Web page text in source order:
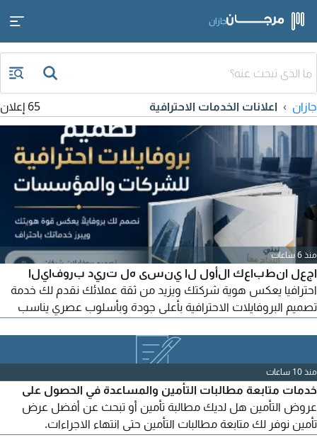
جازان
جازان اعلانات الخدمات الاحترافية 65 إعلان
منذ 6 ساعات
اجعل انطباعك الأول لا ينسى هل تريد بروفايلا
احترافيا يعكس هوية شركتك ويزيد من ثقة عملائك نقدم لك خدمة
تصميم البروفايلات الاحترافية بأعلى جودة وبأسلوب عصري يناسب
بطريقة احترافية. ابراز خدماتك ومميزاتك بأسلوب تسويقي. استخدام
الوان وهوية علامتك التجارية. جاهز للطباعة والارسال بصيغة PDF
منذ 10 ساعات
خدمات متابعة مطالبات التأمين والمساعدة في الحصول على
عروض التأمين هل لديك مطالبة تأمين أو تبحث عن أفضل عرض
تأمين نوفر لك متابعة مطالبات التأمين حتى انتهاء الاجراءات.